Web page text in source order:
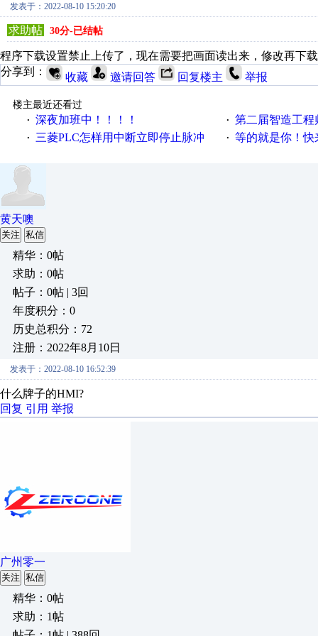
发表于：2022-08-10 15:20:20
求助帖 30分-已结帖
程序下载设置禁止上传了，现在需要把画面读出来，修改再下
分享到：
收藏 邀请回答 回复楼主 举报
楼主最近还看过
· 深夜加班中！！！！ · 第二届智造工程师节
· 三菱PLC怎样用中断立即停止脉冲 · 等的就是你！快来
黄天噢
关注 私信
精华：0帖
求助：0帖
帖子：0帖 | 3回
年度积分：0
历史总积分：72
注册：2022年8月10日
发表于：2022-08-10 16:52:39
什么牌子的HMI?
回复 引用 举报
广州零一
关注 私信
精华：0帖
求助：1帖